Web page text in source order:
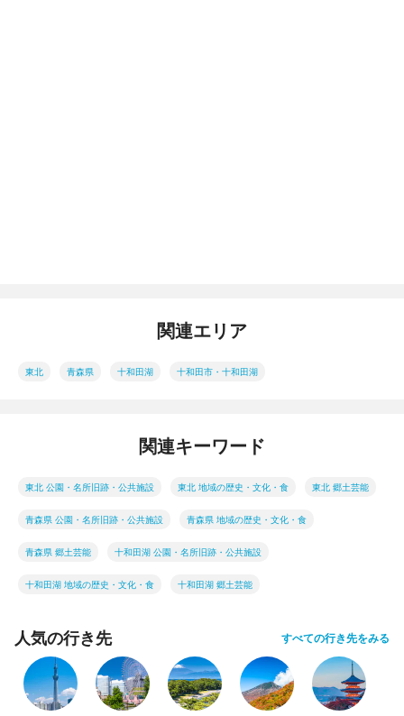
関連エリア
東北 青森県 十和田湖 十和田市・十和田湖
関連キーワード
東北 公園・名所旧跡・公共施設 東北 地域の歴史・文化・食 東北 郷土芸能
青森県 公園・名所旧跡・公共施設 青森県 地域の歴史・文化・食
青森県 郷土芸能 十和田湖 公園・名所旧跡・公共施設
十和田湖 地域の歴史・文化・食 十和田湖 郷土芸能
人気の行き先 すべての行き先をみる